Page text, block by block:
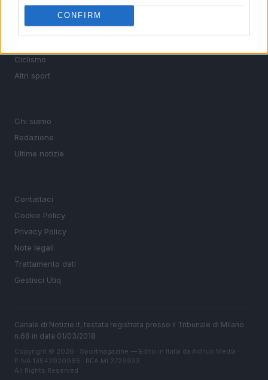
CONFIRM
Basket
Ciclismo
Altri sport
Chi siamo
Redazione
Ultime notizie
Contattaci
Cookie Policy
Privacy Policy
Note legali
Trattamento dati
Gestisci Utiq
Canale di Notizie.it, testata registrata presso il Tribunale di Milano
n.68 in data 01/03/2018
Copyright © 2026 · Sportmagazine — Edito in Italia da AdHub Media
P.IVA 13542920965 · REA MI 2729933
All Rights Reserved